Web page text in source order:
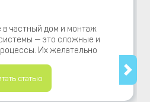
частный дом и монтаж
— это сложные и
Их желательно
статью